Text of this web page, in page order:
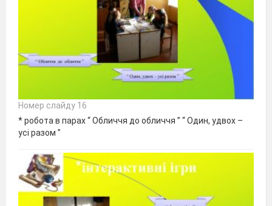
Номер слайду 16
* робота в парах “ Обличчя до обличчя ” “ Один, удвох –
усі разом ”